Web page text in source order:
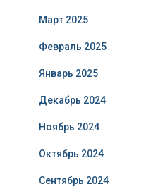
Март 2025
Февраль 2025
Январь 2025
Декабрь 2024
Ноябрь 2024
Октябрь 2024
Сентябрь 2024